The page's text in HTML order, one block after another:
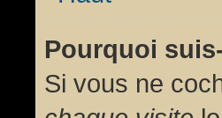
Pourquoi
Si vous ne